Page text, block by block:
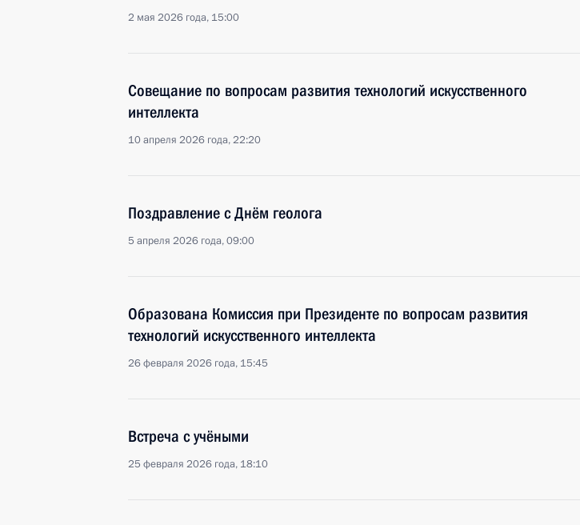
2 мая 2026 года, 15:00
Совещание по вопросам развития технологий искусственного
интеллекта
10 апреля 2026 года, 22:20
Поздравление с Днём геолога
5 апреля 2026 года, 09:00
Образована Комиссия при Президенте по вопросам развития
технологий искусственного интеллекта
26 февраля 2026 года, 15:45
Встреча с учёными
25 февраля 2026 года, 18:10